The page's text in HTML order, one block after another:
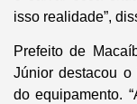
isso realidade”,
Prefeito de
Júnior destacou
do equipamento.